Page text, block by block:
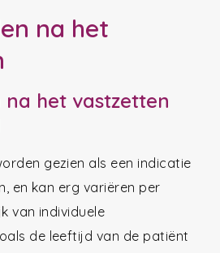
na het
het vastzetten
gezien als een indicatie
en kan erg variëren per
van individuele
de leeftijd van de patiënt